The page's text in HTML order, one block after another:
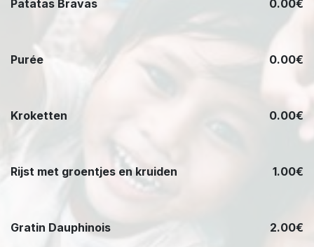
Patatas Bravas 0.00€
Purée 0.00€
Kroketten 0.00€
Rijst met groentjes en kruiden 1.00€
Gratin Dauphinois 2.00€